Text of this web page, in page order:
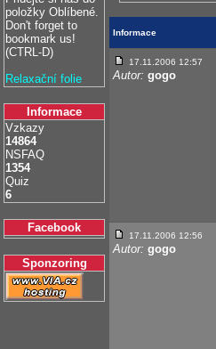
položky Oblíbené.
Don't forget to
bookmark us!
(CTRL-D)
Relaxační folie
Informace
Vzkazy
14864
NSFAQ
1354
Quiz
6
Facebook
Sponzoring
Informace
17.11.2006 12:57
Autor: gogo
17.11.2006 12:56
Autor: gogo